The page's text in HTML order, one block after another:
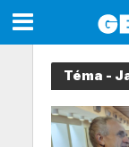
Téma -